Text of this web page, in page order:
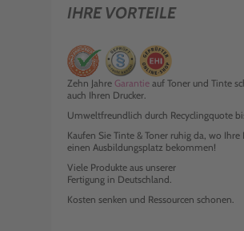
IHRE VORTEILE
Zehn Jahre Garantie auf Toner und Tinte
auch Ihren Drucker.
Umweltfreundlich durch Recyclingquote
Kaufen Sie Tinte & Toner ruhig da, wo Ihre
einen Ausbildungsplatz bekommen!
Viele Produkte aus unserer
Fertigung in Deutschland.
Kosten senken und Ressourcen schonen.